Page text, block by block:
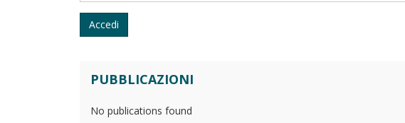
Accedi
PUBBLICAZIONI
No publications found